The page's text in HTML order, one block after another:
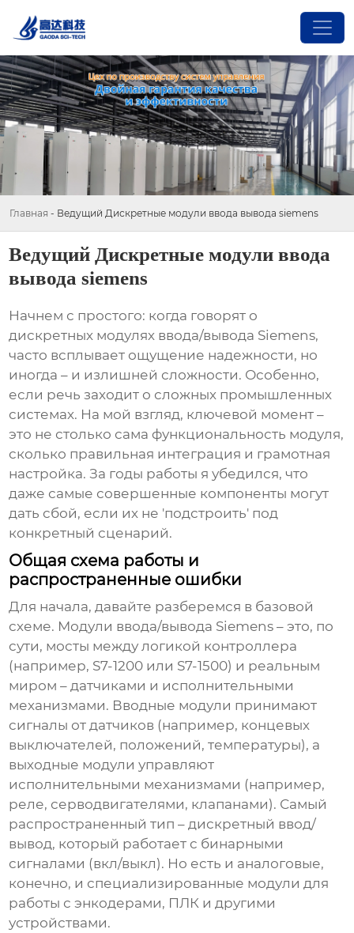
Главная - Ведущий Дискретные модули ввода вывода siemens
Ведущий Дискретные модули ввода
вывода siemens
Начнем с простого: когда говорят о
дискретных модулях ввода/вывода Siemens,
часто всплывает ощущение надежности, но
иногда – и излишней сложности. Особенно,
если речь заходит о сложных промышленных
системах. На мой взгляд, ключевой момент –
это не столько сама функциональность модуля,
сколько правильная интеграция и грамотная
настройка. За годы работы я убедился, что
даже самые совершенные компоненты могут
дать сбой, если их не 'подстроить' под
конкретный сценарий.
Общая схема работы и
распространенные ошибки
Для начала, давайте разберемся в базовой
схеме. Модули ввода/вывода Siemens – это, по
сути, мосты между логикой контроллера
(например, S7-1200 или S7-1500) и реальным
миром – датчиками и исполнительными
механизмами. Вводные модули принимают
сигналы от датчиков (например, концевых
выключателей, положений, температуры), а
выходные модули управляют
исполнительными механизмами (например,
реле, серводвигателями, клапанами). Самый
распространенный тип – дискретный ввод/
вывод, который работает с бинарными
сигналами (вкл/выкл). Но есть и аналоговые,
конечно, и специализированные модули для
работы с энкодерами, ПЛК и другими
устройствами.